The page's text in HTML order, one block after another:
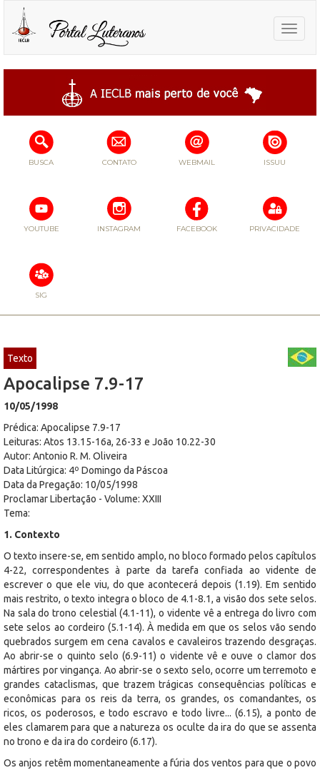
Toggle
BUSCA CONTATO WEBMAIL ISSUU
YOUTUBE INSTAGRAM FACEBOOK PRIVACIDADE
SIG
Texto
Apocalipse 7.9-17
10/05/1998
Prédica: Apocalipse 7.9-17
Leituras: Atos 13.15-16a, 26-33 e João 10.22-30
Autor: Antonio R. M. Oliveira
Data Litúrgica: 4º Domingo da Páscoa
Data da Pregação: 10/05/1998
Proclamar Libertação - Volume: XXIII
Tema:
1. Contexto
O texto insere-se, em sentido amplo, no bloco formado pelos capítulos
4-22, correspondentes à parte da tarefa confiada ao vidente de
escrever o que ele viu, do que acontecerá depois (1.19). Em sentido
mais restrito, o texto integra o bloco de 4.1-8.1, a visão dos sete selos.
Na sala do trono celestial (4.1-11), o vidente vê a entrega do livro com
sete selos ao cordeiro (5.1-14). À medida em que os selos vão sendo
quebrados surgem em cena cavalos e cavaleiros trazendo desgraças.
Ao abrir-se o quinto selo (6.9-11) o vidente vê e ouve o clamor dos
mártires por vingança. Ao abrir-se o sexto selo, ocorre um terremoto e
grandes cataclismas, que trazem trágicas consequências políticas e
econômicas para os reis da terra, os grandes, os comandantes, os
ricos, os poderosos, e todo escravo e todo livre... (6.15), a ponto de
eles clamarem para que a natureza os oculte da ira do que se assenta
no trono e da ira do cordeiro (6.17).
Os anjos retêm momentaneamente a fúria dos ventos para que o povo